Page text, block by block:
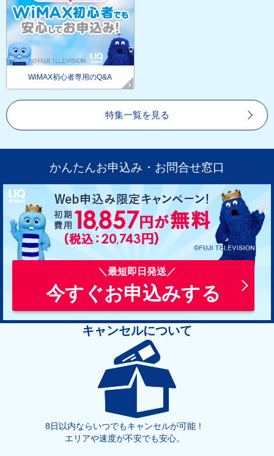
WiMAX初心者専用のQ&A
特集一覧を見る
かんたんお申込み・お問合せ窓口
今すぐお申込みする
キャンセルについて
8日以内ならいつでもキャンセルが可能！
エリアや速度が不安でも安心。